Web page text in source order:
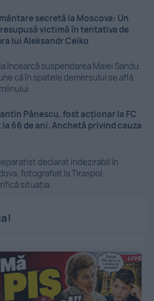
secretă la Moscova: Un
victimă în tentativa de
lui Aleksandr Ceiko
încearcă suspendarea Maiei Sandu.
că în spatele demersului se află
Pănescu, fost acționar la FC
66 de ani. Anchetă privind cauza
declarat indezirabil în
fotografiat la Tiraspol.
situația